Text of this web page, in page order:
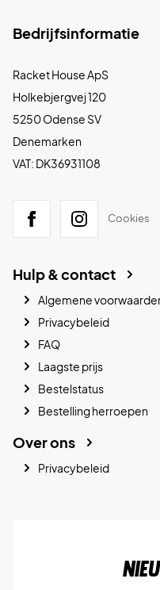
Bedrijfsinformatie
Racket House ApS
Holkebjergvej 120
5250 Odense SV
Denemarken
VAT: DK36931108
Cookies
Hulp & contact
Algemene
Privacybeleid
FAQ
Laagste prijs
Bestelstatus
Bestelling herroepen
Over ons
Privacybeleid